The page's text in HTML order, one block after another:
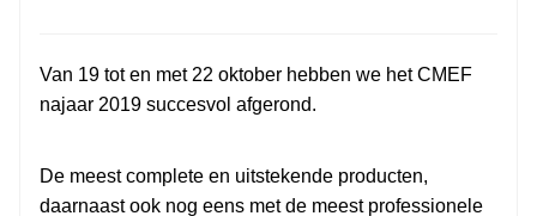
Van 19 tot en met 22 oktober hebben we het CMEF
najaar 2019 succesvol afgerond.
De meest complete en uitstekende producten,
daarnaast ook nog eens met de meest professionele